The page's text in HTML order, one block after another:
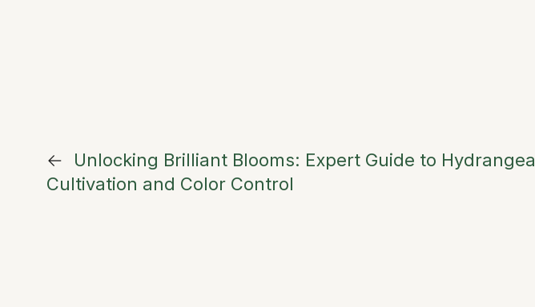
←
Unlocking Brilliant Blooms: Expert Guide to Hydrangea
Cultivation and Color Control